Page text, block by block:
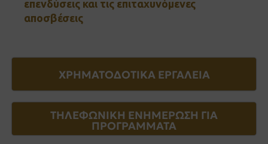
επενδύσεις και τις επιταχυνόμενες
αποσβέσεις
ΧΡΗΜΑΤΟΔΟΤΙΚΑ ΕΡΓΑΛΕΙΑ
ΤΗΛΕΦΩΝΙΚΗ ΕΝΗΜΕΡΩΣΗ ΓΙΑ
ΠΡΟΓΡΑΜΜΑΤΑ